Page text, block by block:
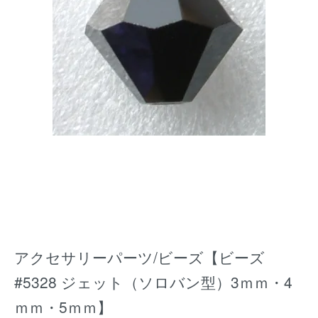
アクセサリーパーツ/ビーズ【ビーズ
#5328 ジェット（ソロバン型）3ｍｍ・4
ｍｍ・5ｍｍ】